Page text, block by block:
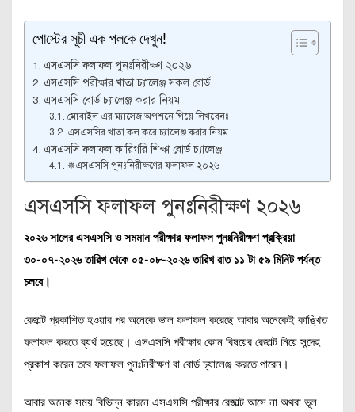
পোস্টের সূচী এক পলকে দেখুন!
এসএসসি ফলাফল পুনঃনিরীক্ষণ ২০২৬
এসএসসি পরীক্ষার খাতা চ্যালেঞ্জ সকল বোর্ড
এসএসসি বোর্ড চ্যালেঞ্জ করার নিয়ম
মোবাইল এর ম্যাসেজ অপশনে গিয়ে লিখবেনঃ
এসএসসির খাতা কল করে চ্যালেঞ্জ করার নিয়ম
এসএসসি ফলাফল কারিগরি শিক্ষা বোর্ড চ্যালেঞ্জ
✵এসএসসি পুনঃনিরীক্ষণের ফলাফল ২০২৬
এসএসসি ফলাফল পুনঃনিরীক্ষণ ২০২৬
২০২৬ সালের এসএসসি ও সমমান পরীক্ষার ফলাফল পুনঃনিরীক্ষণ প্রক্রিয়া
৩০-০৭-২০২৬ তারিখ থেকে ০৫-০৮-২০২৬ তারিখ রাত ১১ টা ৫৯ মিনিট পর্যন্ত
চলবে।
রেজাল্ট প্রকাশিত হওয়ার পর অনেকে ভাল ফলাফল করেছে আবার অনেকেই কাঙ্খিত
ফলাফল করতে ব্যর্থ হয়েছে। এসএসসি পরীক্ষার কোন বিষয়ের রেজাল্ট নিয়ে সন্দেহ
প্রকাশ করেন তবে ফলাফল পুনঃনিরীক্ষণ বা বোর্ড চ্যালেঞ্জ করতে পারেন।
আবার অনেক সময় বিভিন্ন কারনে এসএসসি পরীক্ষার রেজাল্ট আসে না অথবা ভূল